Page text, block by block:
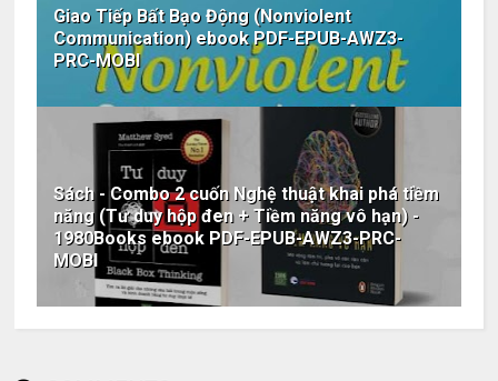
Giao Tiếp Bất Bạo Động (Nonviolent
Communication) ebook PDF-EPUB-AWZ3-
PRC-MOBI
Sách - Combo 2 cuốn Nghệ thuật khai phá tiềm
năng (Tư duy hộp đen + Tiềm năng vô hạn) -
1980Books ebook PDF-EPUB-AWZ3-PRC-
MOBI